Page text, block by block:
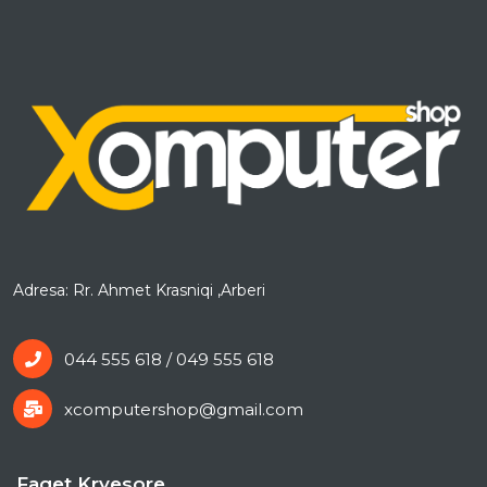
Adresa: Rr. Ahmet Krasniqi ,Arberi
044 555 618 / 049 555 618
xcomputershop@gmail.com